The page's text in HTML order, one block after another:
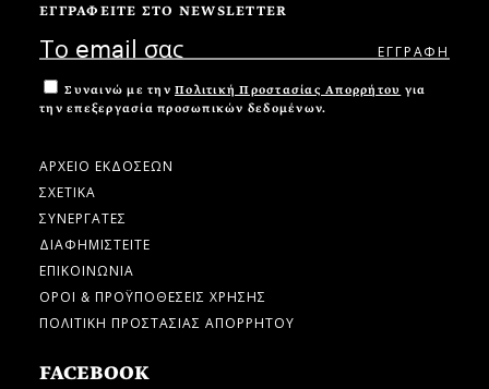
ΕΓΓΡΑΦΕΙΤΕ ΣΤΟ NEWSLETTER
Συναινώ με την Πολιτική Προστασίας Απορρήτου για
την επεξεργασία προσωπικών δεδομένων.
ΑΡΧΕΙΟ ΕΚΔΟΣΕΩΝ
ΣΧΕΤΙΚΑ
ΣΥΝΕΡΓΑΤΕΣ
ΔΙΑΦΗΜΙΣΤΕΙΤΕ
ΕΠΙΚΟΙΝΩΝΙΑ
ΟΡΟΙ & ΠΡΟΫΠΟΘΕΣΕΙΣ ΧΡΗΣΗΣ
ΠΟΛΙΤΙΚΗ ΠΡΟΣΤΑΣΙΑΣ ΑΠΟΡΡΗΤΟΥ
FACEBOOK